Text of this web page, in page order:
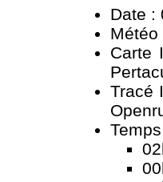
Date :
Carte
Tracé